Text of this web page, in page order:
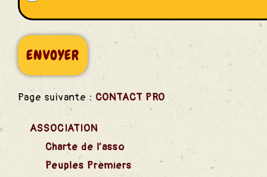
Page suivante : CONTACT PRO
ASSOCIATION
Charte de l’asso
Peuples Premiers